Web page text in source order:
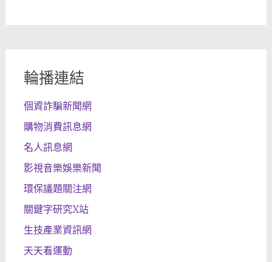
輪播連結
個資詐騙新聞網
購物消費訊息網
名人訊息網
影視音樂娛樂新聞
環保議題關注網
關鍵字研究X站
生技產業資訊網
天天看運動